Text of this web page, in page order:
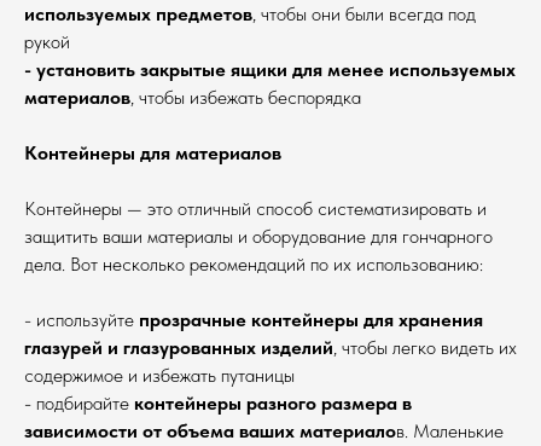
используемых предметов, чтобы они были всегда под
рукой
- установить закрытые ящики для менее используемых
материалов, чтобы избежать беспорядка
Контейнеры для материалов
Контейнеры — это отличный способ систематизировать и
защитить ваши материалы и оборудование для гончарного
дела. Вот несколько рекомендаций по их использованию:
- используйте прозрачные контейнеры для хранения
глазурей и глазурованных изделий, чтобы легко видеть их
содержимое и избежать путаницы
- подбирайте контейнеры разного размера в
зависимости от объема ваших материалов. Маленькие